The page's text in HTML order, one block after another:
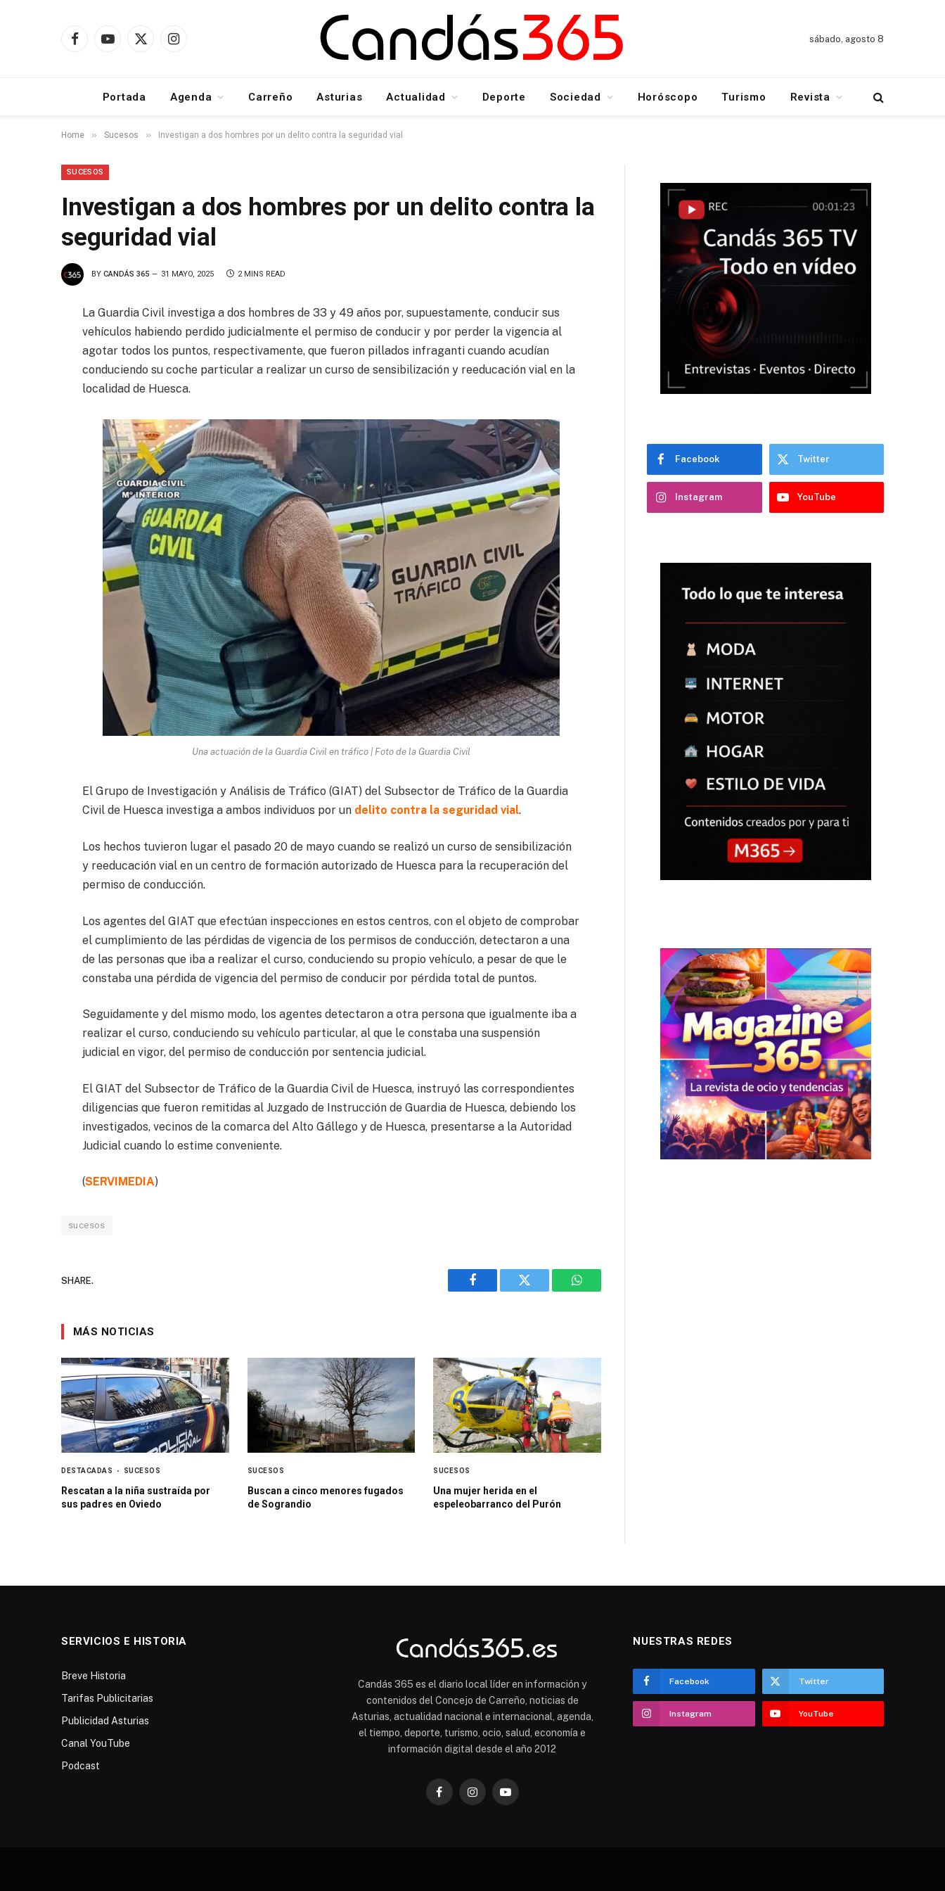
FacebookYouTube
X
Instagram
sábado, agosto 8
Portada Agenda Carreño Asturias Actualidad Deporte Sociedad Horóscopo Turismo Revista
Home » Sucesos » Investigan a dos hombres por un delito contra la seguridad vial
SUCESOS
Investigan a dos hombres por un delito contra la
seguridad vial
BY CANDÁS 365 31 MAYO, 2025 2 MINS READ
La Guardia Civil investiga a dos hombres de 33 y 49 años por, supuestamente, conducir sus
vehículos habiendo perdido judicialmente el permiso de conducir y por perder la vigencia al
agotar todos los puntos, respectivamente, que fueron pillados infraganti cuando acudían
conduciendo su coche particular a realizar un curso de sensibilización y reeducación vial en la
localidad de Huesca.
Una actuación de la Guardia Civil en tráfico | Foto de la Guardia Civil
El Grupo de Investigación y Análisis de Tráfico (GIAT) del Subsector de Tráfico de la Guardia
Civil de Huesca investiga a ambos individuos por un delito contra la seguridad vial.
Los hechos tuvieron lugar el pasado 20 de mayo cuando se realizó un curso de sensibilización
y reeducación vial en un centro de formación autorizado de Huesca para la recuperación del
permiso de conducción.
Los agentes del GIAT que efectúan inspecciones en estos centros, con el objeto de comprobar
el cumplimiento de las pérdidas de vigencia de los permisos de conducción, detectaron a una
de las personas que iba a realizar el curso, conduciendo su propio vehículo, a pesar de que le
constaba una pérdida de vigencia del permiso de conducir por pérdida total de puntos.
Seguidamente y del mismo modo, los agentes detectaron a otra persona que igualmente iba a
realizar el curso, conduciendo su vehículo particular, al que le constaba una suspensión
judicial en vigor, del permiso de conducción por sentencia judicial.
El GIAT del Subsector de Tráfico de la Guardia Civil de Huesca, instruyó las correspondientes
diligencias que fueron remitidas al Juzgado de Instrucción de Guardia de Huesca, debiendo los
investigados, vecinos de la comarca del Alto Gállego y de Huesca, presentarse a la Autoridad
Judicial cuando lo estime conveniente.
(SERVIMEDIA)
sucesos
SHARE.
Facebook Twitter WhatsApp
MÁS NOTICIAS
DESTACADAS SUCESOS
Rescatan a la niña sustraída por
sus padres en Oviedo
SUCESOS
Buscan a cinco menores fugados
de Sograndio
SUCESOS
Una mujer herida en el
espeleobarranco del Purón
Facebook Twitter
Instagram YouTube
SERVICIOS E HISTORIA
Breve Historia
Tarifas Publicitarias
Publicidad Asturias
Canal YouTube
Podcast
Candás 365 es el diario local líder en información y
contenidos del Concejo de Carreño, noticias de
Asturias, actualidad nacional e internacional, agenda,
el tiempo, deporte, turismo, ocio, salud, economía e
información digital desde el año 2012
FacebookInstagramYouTube
NUESTRAS REDES
Facebook Twitter
Instagram YouTube